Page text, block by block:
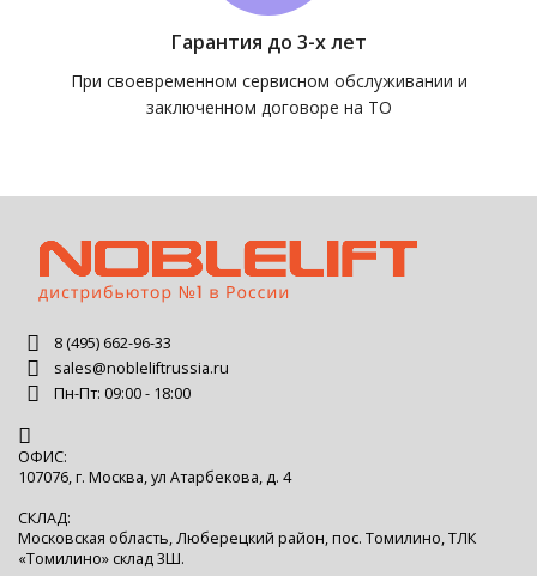
Гарантия до 3-х лет
При своевременном сервисном обслуживании и
заключенном договоре на ТО
8 (495) 662-96-33
sales@nobleliftrussia.ru
Пн-Пт: 09:00 - 18:00
ОФИС:
107076, г. Москва, ул Атарбекова, д. 4
СКЛАД:
Московская область, Люберецкий район, пос. Томилино, ТЛК
«Томилино» склад 3Ш.